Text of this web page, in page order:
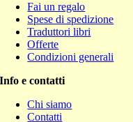
Fai un regalo
Spese di spedizione
Traduttori libri
Offerte
Condizioni generali
Info e contatti
Chi siamo
Contatti